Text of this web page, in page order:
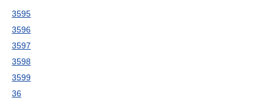
3595
3596
3597
3598
3599
36